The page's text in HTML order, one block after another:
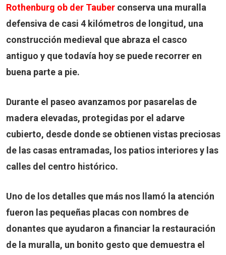
Rothenburg ob der Tauber conserva una muralla
defensiva de casi 4 kilómetros de longitud , una
construcción medieval que abraza el casco
antiguo y que todavía hoy se puede recorrer en
buena parte a pie.
Durante el paseo avanzamos por pasarelas de
madera elevadas, protegidas por el adarve
cubierto, desde donde se obtienen vistas preciosas
de las casas entramadas, los patios interiores y las
calles del centro histórico.
Uno de los detalles que más nos llamó la atención
fueron las pequeñas placas con nombres de
donantes que ayudaron a financiar la restauración
de la muralla, un bonito gesto que demuestra el